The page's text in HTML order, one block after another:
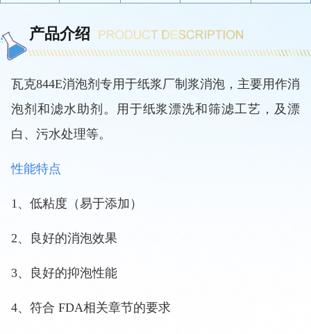
产品介绍
瓦克844E消泡剂专用于纸浆厂制浆消泡，主要用作消
泡剂和滤水助剂。用于纸浆漂洗和筛滤工艺，及漂
白、污水处理等。
性能特点
1、低粘度（易于添加）
2、良好的消泡效果
3、良好的抑泡性能
4、 符合 FDA相关章节的要求